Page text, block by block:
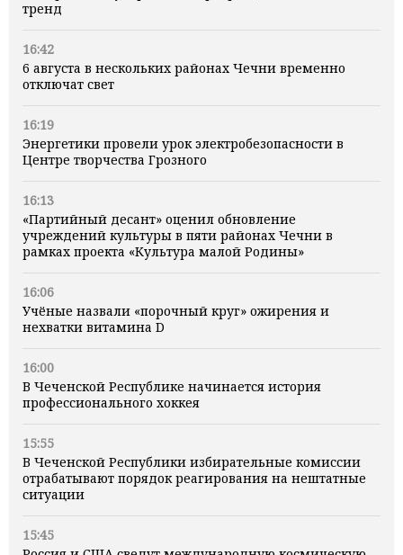
тренд
16:42
6 августа в нескольких районах Чечни временно
отключат свет
16:19
Энергетики провели урок электробезопасности в
Центре творчества Грозного
16:13
«Партийный десант» оценил обновление
учреждений культуры в пяти районах Чечни в
рамках проекта «Культура малой Родины»
16:06
Учёные назвали «порочный круг» ожирения и
нехватки витамина D
16:00
В Чеченской Республике начинается история
профессионального хоккея
15:55
В Чеченской Республики избирательные комиссии
отрабатывают порядок реагирования на нештатные
ситуации
15:45